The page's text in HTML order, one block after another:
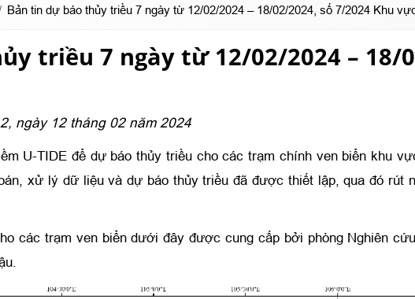
Bản tin dự báo thủy triều 7 ngày từ 12/02/2024 – 18/02/2024, số 7/2024 Khu
triều 7 ngày từ 12/02/2024 – 18/
ngày 12 tháng 02 năm 2024
U-TIDE để dự báo thủy triều cho các trạm chính ven biển khu
xử lý dữ liệu và dự báo thủy triều đã được thiết lập, qua đó rút
các trạm ven biển dưới đây được cung cấp bởi phòng Nghiên